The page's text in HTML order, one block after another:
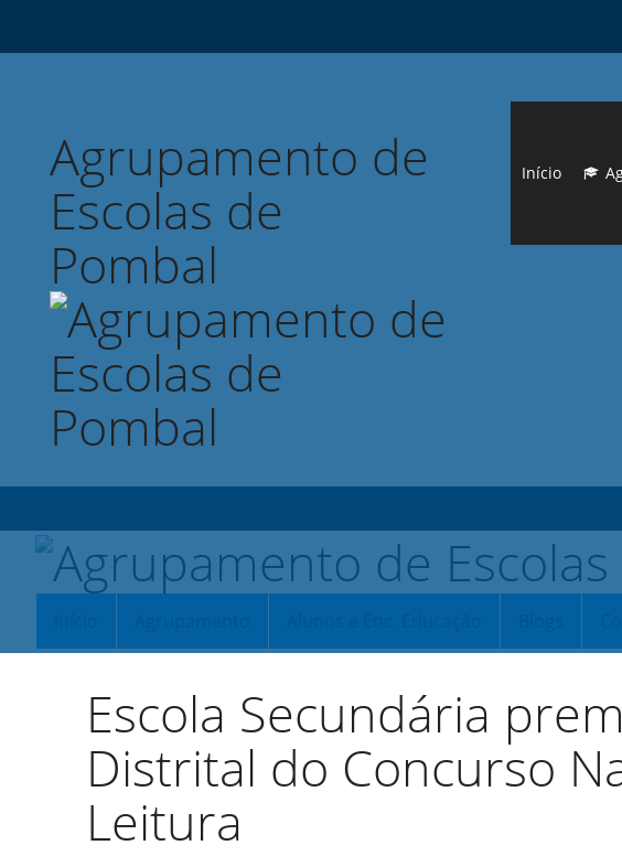
Agrupamento de
Escolas de
Pombal
Início
Escola Secundária
Distrital do Concurso
Leitura